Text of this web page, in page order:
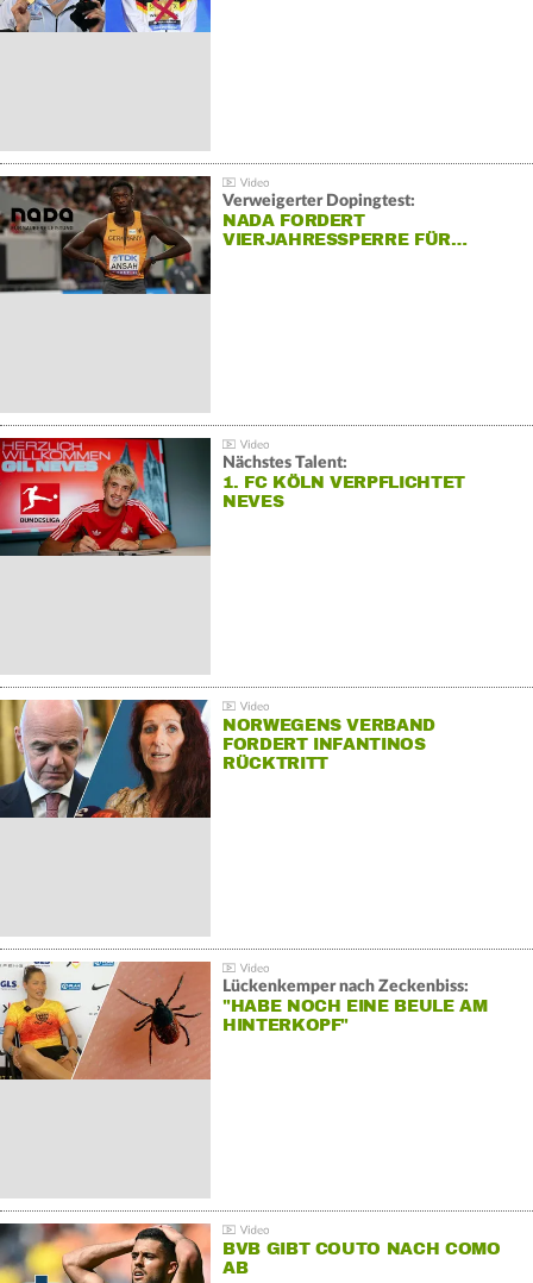
Verweigerter Dopingtest:
NADA FORDERT
VIERJAHRESSPERRE FÜR…
Nächstes Talent:
1. FC KÖLN VERPFLICHTET
NEVES
NORWEGENS VERBAND
FORDERT INFANTINOS
RÜCKTRITT
Lückenkemper nach Zeckenbiss:
"HABE NOCH EINE BEULE AM
HINTERKOPF"
BVB GIBT COUTO NACH COMO
AB